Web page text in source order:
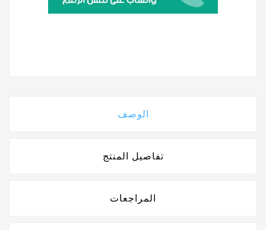
الوصف
تفاصيل المنتج
المراجعات